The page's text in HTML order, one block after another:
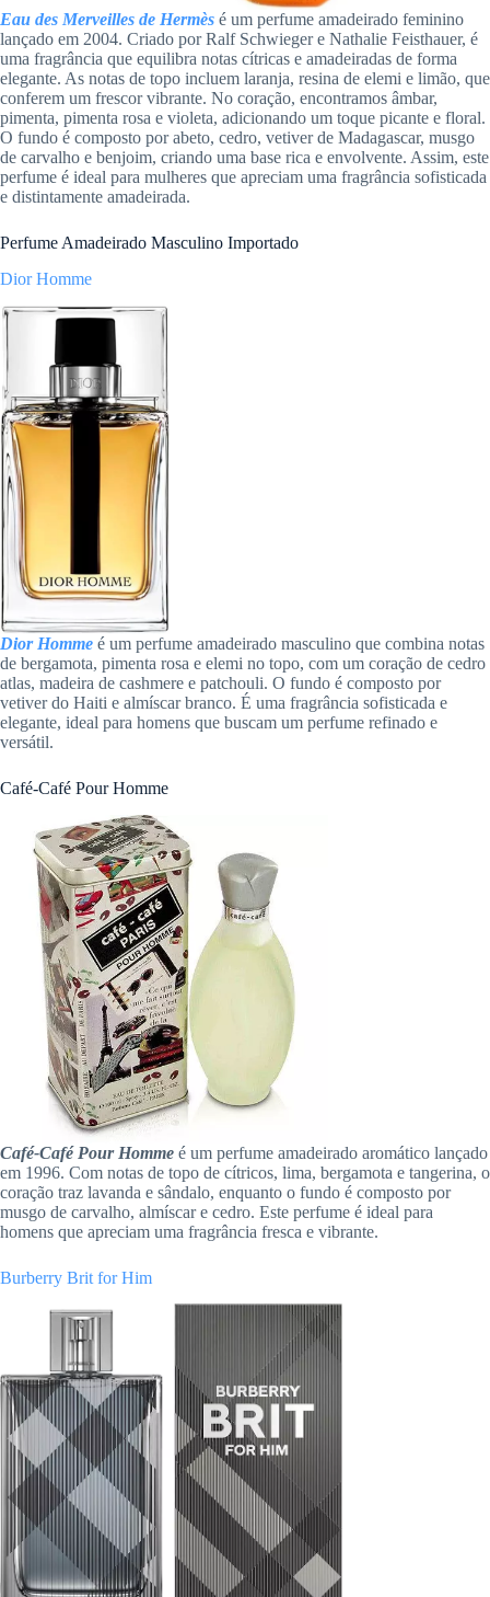
Eau des Merveilles de Hermès é um perfume amadeirado feminino
lançado em 2004. Criado por Ralf Schwieger e Nathalie Feisthauer, é
uma fragrância que equilibra notas cítricas e amadeiradas de forma
elegante. As notas de topo incluem laranja, resina de elemi e limão, que
conferem um frescor vibrante. No coração, encontramos âmbar,
pimenta, pimenta rosa e violeta, adicionando um toque picante e floral.
O fundo é composto por abeto, cedro, vetiver de Madagascar, musgo
de carvalho e benjoim, criando uma base rica e envolvente. Assim, este
perfume é ideal para mulheres que apreciam uma fragrância sofisticada
e distintamente amadeirada.
Perfume Amadeirado Masculino Importado
Dior Homme
Dior Homme é um perfume amadeirado masculino que combina notas
de bergamota, pimenta rosa e elemi no topo, com um coração de cedro
atlas, madeira de cashmere e patchouli. O fundo é composto por
vetiver do Haiti e almíscar branco. É uma fragrância sofisticada e
elegante, ideal para homens que buscam um perfume refinado e
versátil.
Café-Café Pour Homme
Café-Café Pour Homme é um perfume amadeirado aromático lançado
em 1996. Com notas de topo de cítricos, lima, bergamota e tangerina, o
coração traz lavanda e sândalo, enquanto o fundo é composto por
musgo de carvalho, almíscar e cedro. Este perfume é ideal para
homens que apreciam uma fragrância fresca e vibrante.
Burberry Brit for Him